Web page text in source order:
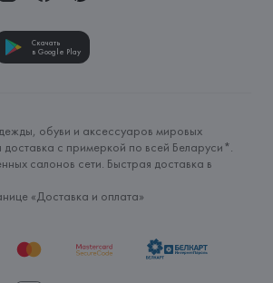
Скачать
в Google Play
обуви и аксессуаров мировых
доставка с примеркой по всей Беларуси*.
салонов сети. Быстрая доставка в
«Доставка и оплата»